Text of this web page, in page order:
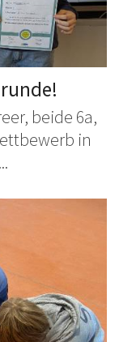
beide 6a,
in